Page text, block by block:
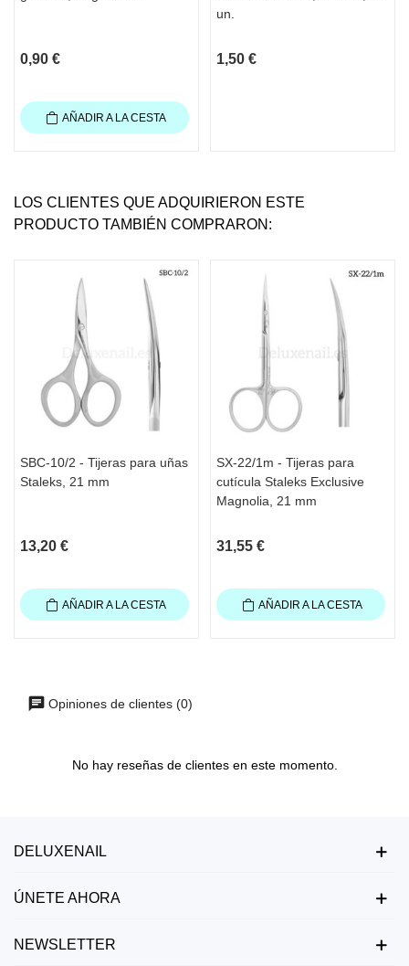
0,90 €
AÑADIR A LA CESTA
un.
1,50 €
LOS CLIENTES QUE ADQUIRIERON ESTE
PRODUCTO TAMBIÉN COMPRARON:
SBC-10/2 - Tijeras para uñas
Staleks, 21 mm
13,20 €
AÑADIR A LA CESTA
SX-22/1m - Tijeras para
cutícula Staleks Exclusive
Magnolia, 21 mm
31,55 €
AÑADIR A LA CESTA
Opiniones de clientes (0)
No hay reseñas de clientes en este momento.
DELUXENAIL
ÚNETE AHORA
NEWSLETTER